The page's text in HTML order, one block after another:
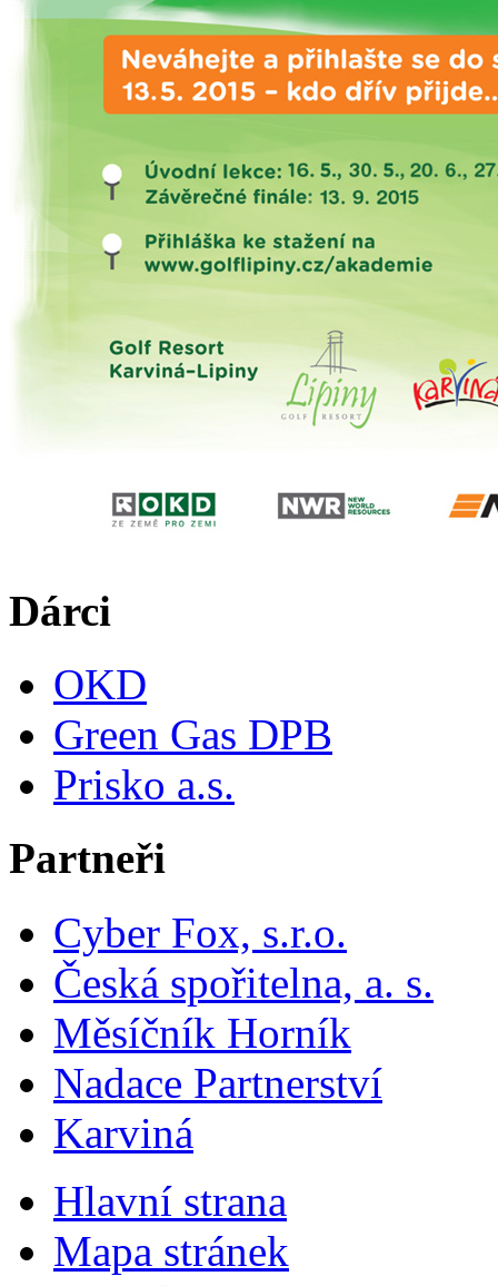
Dárci
OKD
Green Gas DPB
Prisko a.s.
Partneři
Cyber Fox, s.r.o.
Česká spořitelna, a. s.
Měsíčník Horník
Nadace Partnerství
Karviná
Hlavní strana
Mapa stránek